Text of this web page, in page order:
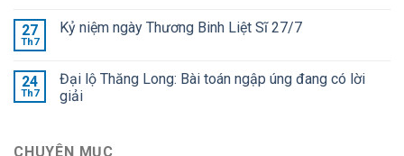
27
Th7
Kỷ niệm ngày Thương Binh Liệt Sĩ 27/7
24
Th7
Đại lộ Thăng Long: Bài toán ngập úng đang có lời
giải
CHUYÊN MỤC